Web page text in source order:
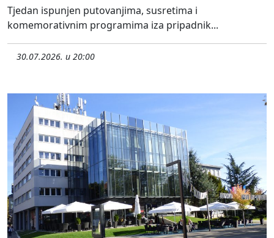
Tjedan ispunjen putovanjima, susretima i
komemorativnim programima iza pripadnik...
30.07.2026. u 20:00